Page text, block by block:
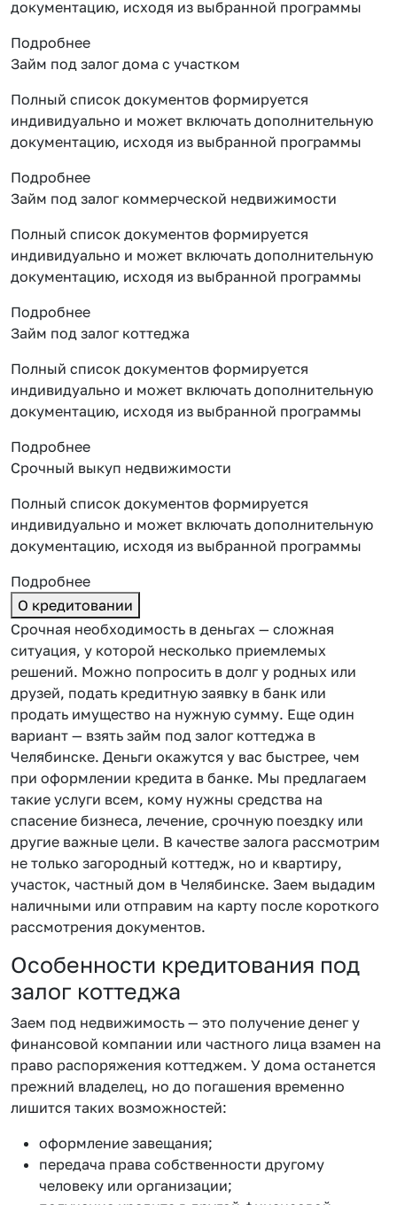
документацию, исходя из выбранной программы
Подробнее
Займ под залог дома с участком
Полный список документов формируется
индивидуально и может включать дополнительную
документацию, исходя из выбранной программы
Подробнее
Займ под залог коммерческой недвижимости
Полный список документов формируется
индивидуально и может включать дополнительную
документацию, исходя из выбранной программы
Подробнее
Займ под залог коттеджа
Полный список документов формируется
индивидуально и может включать дополнительную
документацию, исходя из выбранной программы
Подробнее
Срочный выкуп недвижимости
Полный список документов формируется
индивидуально и может включать дополнительную
документацию, исходя из выбранной программы
Подробнее
О кредитовании
Срочная необходимость в деньгах — сложная
ситуация, у которой несколько приемлемых
решений. Можно попросить в долг у родных или
друзей, подать кредитную заявку в банк или
продать имущество на нужную сумму. Еще один
вариант — взять займ под залог коттеджа в
Челябинске. Деньги окажутся у вас быстрее, чем
при оформлении кредита в банке. Мы предлагаем
такие услуги всем, кому нужны средства на
спасение бизнеса, лечение, срочную поездку или
другие важные цели. В качестве залога рассмотрим
не только загородный коттедж, но и квартиру,
участок, частный дом в Челябинске. Заем выдадим
наличными или отправим на карту после короткого
рассмотрения документов.
Особенности кредитования под
залог коттеджа
Заем под недвижимость — это получение денег у
финансовой компании или частного лица взамен на
право распоряжения коттеджем. У дома останется
прежний владелец, но до погашения временно
лишится таких возможностей:
оформление завещания;
передача права собственности другому
человеку или организации;